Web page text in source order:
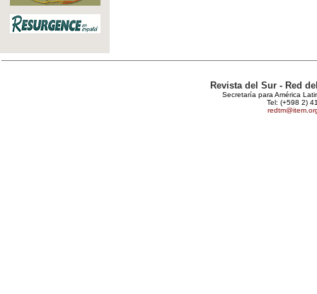
Revista del Sur - Red
Secretaría para América
Tel: (+598 2)